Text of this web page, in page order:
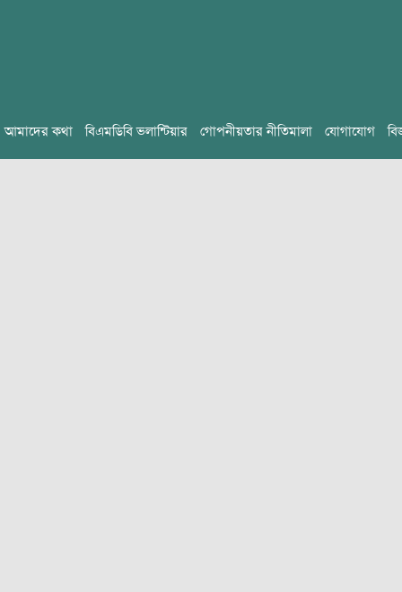
আমাদের কথা বিএমডিবি ভলান্টিয়ার গোপনীয়তার নীতিমালা যোগাযোগ